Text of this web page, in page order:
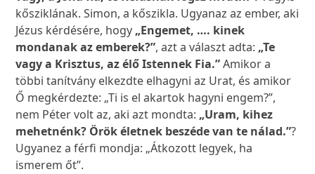
kősziklának. Simon, a kőszikla. Ugyanaz az ember, aki
Jézus kérdésére, hogy „Engemet, …. kinek
mondanak az emberek?”, azt a választ adta: „Te
vagy a Krisztus, az élő Istennek Fia.”Amikor a
többi tanítvány elkezdte elhagyni az Urat, és amikor
Ő megkérdezte: „Ti is el akartok hagyni engem?”,
nem Péter volt az, aki azt mondta: „Uram, kihez
mehetnénk? Örök életnek beszéde van te nálad.”?
Ugyanez a férfi mondja: „Átkozott legyek, ha
ismerem őt”.